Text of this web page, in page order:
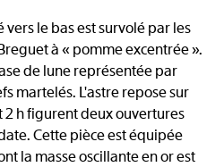
le bas est survolé par les
à « pomme excentrée ».
de lune représentée par
martelés. L'astre repose sur
2 h figurent deux ouvertures
Cette pièce est équipée
la masse oscillante en or est